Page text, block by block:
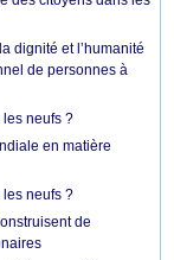
dignité et l’humanité
de personnes à
neufs ?
en matière
neufs ?
de